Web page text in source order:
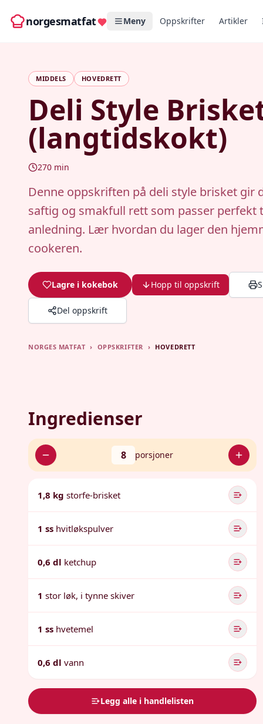
norgesmatfat Meny Oppskrifter Artikler
MIDDELS HOVEDRETT
Deli Style
(langtidskokt)
270 min
Denne oppskriften på deli style brisket gir
saftig og smakfull rett som passer perfekt
anledning. Lær hvordan du lager den
cookeren.
Lagre i kokebok Hopp til oppskrift
Del oppskrift
NORGES MATFAT › OPPSKRIFTER › HOVEDRETT
Ingredienser
8 porsjoner
1,8 kg storfe-brisket
1 ss hvitløkspulver
0,6 dl ketchup
1 stor løk, i tynne skiver
1 ss hvetemel
0,6 dl vann
Legg alle i handlelisten